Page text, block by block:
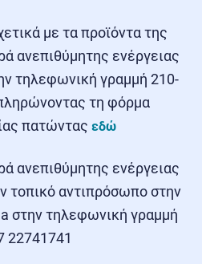
με τα προϊόντα της
ανεπιθύμητης ενέργειας
τηλεφωνική γραμμή 210-
τη φόρμα
πατώντας εδώ
ανεπιθύμητης ενέργειας
τοπικό αντιπρόσωπο στην
στην τηλεφωνική γραμμή
22741741